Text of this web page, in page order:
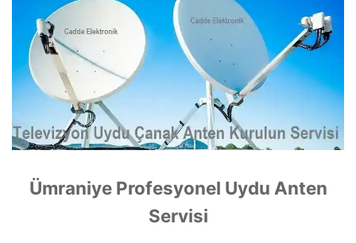
Ümraniye Profesyonel Uydu Anten
Servisi